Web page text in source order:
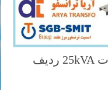
ترانسفورماتور روغنی کم تلفات 25kVA ردیف